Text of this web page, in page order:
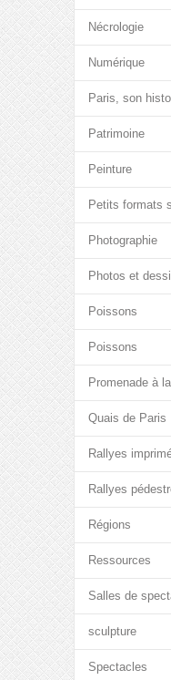
Nécrologie
Numérique
Paris, son
Patrimoine
Peinture
Petits formats
Photographie
Photos et
Poissons
Poissons
Promenade à
Quais de Paris
Rallyes
Rallyes
Régions
Ressources
Salles de
sculpture
Spectacles